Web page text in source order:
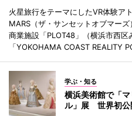
火星旅行をテーマにしたVR体験ア
MARS（ザ・サンセットオブマー
商業施設「PLOT48」（横浜市西区
「YOKOHAMA COAST REALITY
学ぶ・知る
横浜美術館で「
ル」展 世界初公